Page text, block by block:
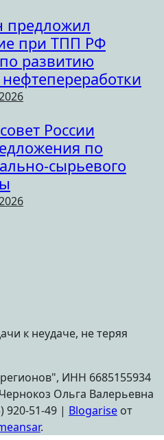
предложил
при ТПП РФ
развитию
России
по
сырьевого
к неудаче, не теряя
ИНН 6685155934
Ольга Валерьевна
920-51-49 | Blogarise от
.